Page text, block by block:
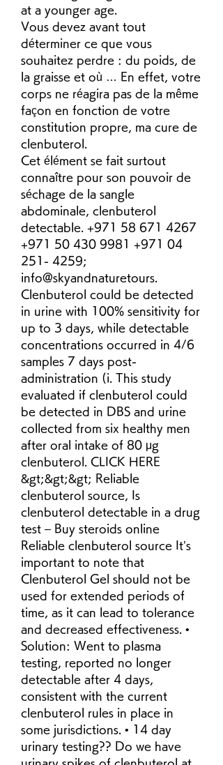
at a younger age.
Vous devez avant tout
déterminer ce que vous
souhaitez perdre : du poids, de
la graisse et où … En effet, votre
corps ne réagira pas de la même
façon en fonction de votre
constitution propre, ma cure de
clenbuterol.
Cet élément se fait surtout
connaître pour son pouvoir de
séchage de la sangle
abdominale, clenbuterol
detectable. +971 58 671 4267
+971 50 430 9981 +971 04
251- 4259;
info@skyandnaturetours.
Clenbuterol could be detected
in urine with 100% sensitivity for
up to 3 days, while detectable
concentrations occurred in 4/6
samples 7 days post-
administration (i. This study
evaluated if clenbuterol could
be detected in DBS and urine
collected from six healthy men
after oral intake of 80 μg
clenbuterol. CLICK HERE
&gt;&gt;&gt; Reliable
clenbuterol source, Is
clenbuterol detectable in a drug
test – Buy steroids online
Reliable clenbuterol source It’s
important to note that
Clenbuterol Gel should not be
used for extended periods of
time, as it can lead to tolerance
and decreased effectiveness. •
Solution: Went to plasma
testing, reported no longer
detectable after 4 days,
consistent with the current
clenbuterol rules in place in
some jurisdictions. • 14 day
urinary testing?? Do we have